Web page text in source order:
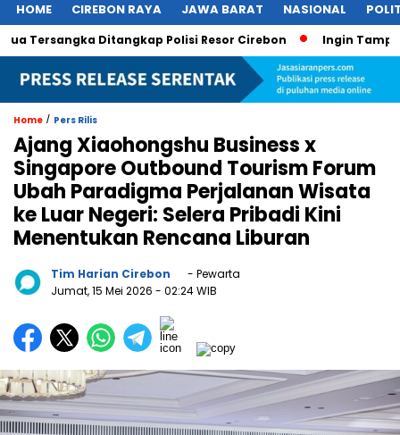
HOME CIREBON RAYA JAWA BARAT NASIONAL
Ditangkap Polisi Resor Cirebon Ingin Tampil di
Home / Pers Rilis
Ajang Xiaohongshu Business x
Singapore Outbound Tourism Forum
Ubah Paradigma Perjalanan Wisata
ke Luar Negeri: Selera Pribadi Kini
Menentukan Rencana Liburan
Tim Harian Cirebon
- Pewarta
Jumat, 15 Mei 2026 - 02:24 WIB